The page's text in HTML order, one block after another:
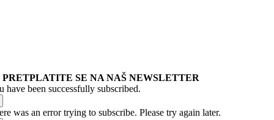
PRETPLATITE SE NA NAŠ NEWSLETTER
have been successfully subscribed.
was an error trying to subscribe. Please try again later.